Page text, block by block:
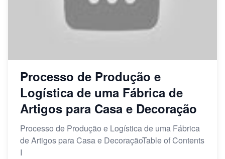
Processo de Produção e
Logística de uma Fábrica de
Artigos para Casa e Decoração
Processo de Produção e Logística de uma Fábrica
de Artigos para Casa e DecoraçãoTable of Contents
I